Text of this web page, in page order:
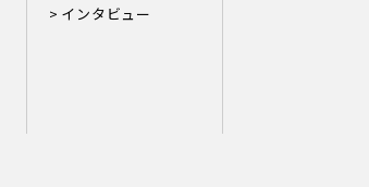
インタビュー